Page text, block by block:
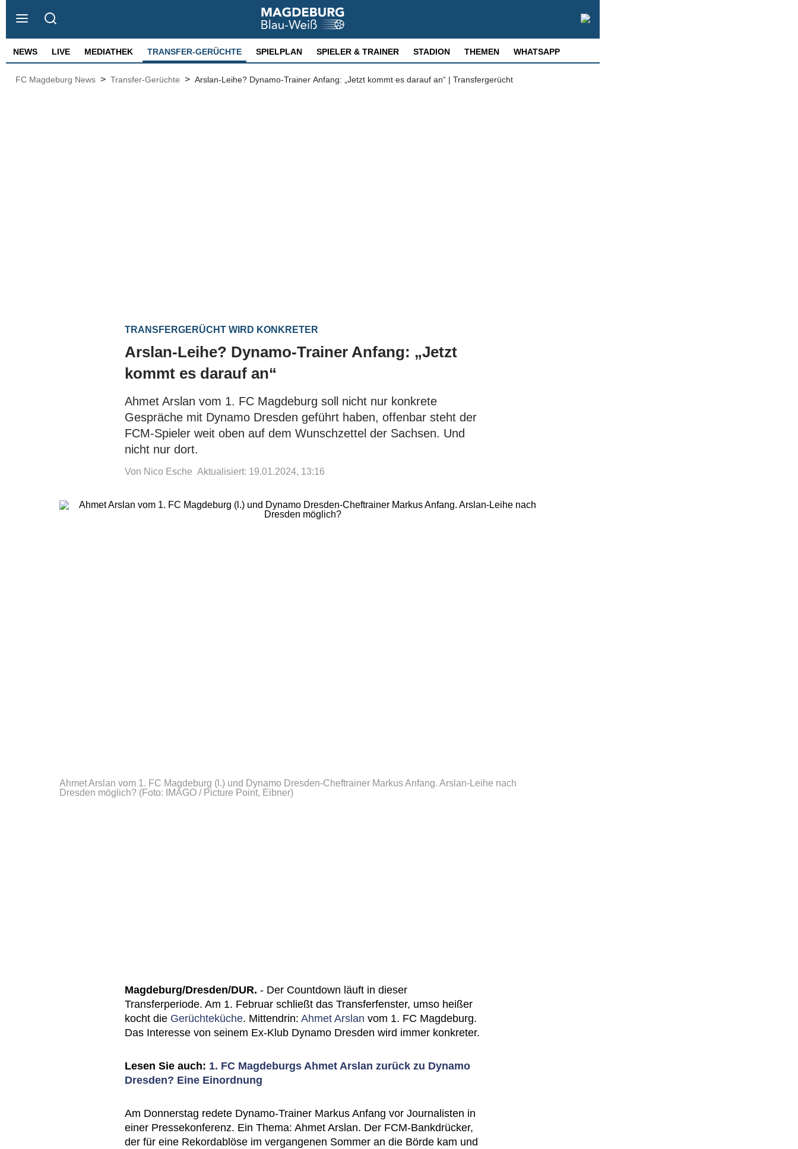
NEWS LIVE MEDIATHEK TRANSFER-GERÜCHTE SPIELPLAN SPIELER & TRAINER STADION THEMEN WHATSAPP
FC Magdeburg News > Transfer-Gerüchte > Arslan-Leihe? Dynamo-Trainer Anfang: „Jetzt kommt es darauf an“ | Transfergerücht
TRANSFERGERÜCHT WIRD KONKRETER
Arslan-Leihe? Dynamo-Trainer Anfang: „Jetzt
kommt es darauf an“
Ahmet Arslan vom 1. FC Magdeburg soll nicht nur konkrete
Gespräche mit Dynamo Dresden geführt haben, offenbar steht der
FCM-Spieler weit oben auf dem Wunschzettel der Sachsen. Und
nicht nur dort.
Von Nico Esche Aktualisiert: 19.01.2024, 13:16
Ahmet Arslan vom 1. FC Magdeburg (l.) und Dynamo Dresden-Cheftrainer Markus Anfang. Arslan-Leihe nach
Dresden möglich? (Foto: IMAGO / Picture Point, Eibner)
Magdeburg/Dresden/DUR. - Der Countdown läuft in dieser
Transferperiode. Am 1. Februar schließt das Transferfenster, umso heißer
kocht die Gerüchteküche. Mittendrin: Ahmet Arslan vom 1. FC Magdeburg.
Das Interesse von seinem Ex-Klub Dynamo Dresden wird immer konkreter.
Lesen Sie auch: 1. FC Magdeburgs Ahmet Arslan zurück zu Dynamo
Dresden? Eine Einordnung
Am Donnerstag redete Dynamo-Trainer Markus Anfang vor Journalisten in
einer Pressekonferenz. Ein Thema: Ahmet Arslan. Der FCM-Bankdrücker,
der für eine Rekordablöse im vergangenen Sommer an die Börde kam und